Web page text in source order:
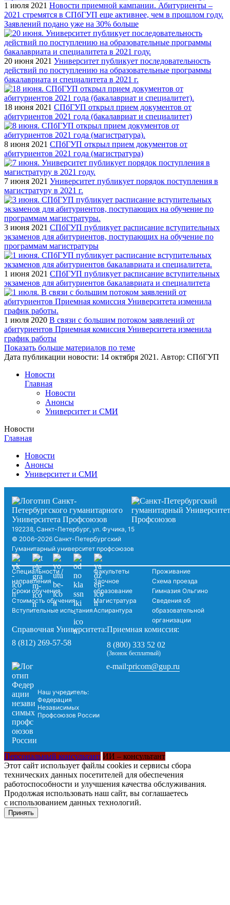
1 июля 2021 Новости приемной кампании. Абитуриенты –
2021 стремятся в СПбГУП еще активнее, чем в прошлом году.
Заявлений подано уже на 30% больше
20 июня 2021 Университет публикует последовательность
действий по поступлению на образовательные программы
бакалавриата и специалитета в 2021 г.
18 июня 2021 СПбГУП открыл прием документов от
абитуриентов 2021 года (бакалавриат и специалитет)
8 июня 2021 СПбГУП открыл прием документов от
абитуриентов 2021 года (магистратура)
7 июня 2021 Университет публикует порядок поступления в
магистратуру в 2021 г.
3 июня 2021 СПбГУП публикует расписание вступительных
экзаменов для абитуриентов, поступающих на обучение по
программам магистратуры
1 июня 2021 СПбГУП публикует расписание вступительных
экзаменов для абитуриентов бакалавриата и специалитета
1 июля 2020 В связи с большим потоком заявлений от
абитуриентов Приемная комиссия Университета изменила
график работы
Показать больше материалов по теме
Дата публикации новости: 14 октября 2021 . Автор: СПбГУП
Новости
Главная
Новости
Анонсы
Университет и СМИ
Новости
Главная
Новости
Анонсы
Университет и СМИ
192238, Санкт-Петербург, ул. Фучика, 15
© 2006–2026 Санкт-Петербургский
Гуманитарный университет профсоюзов
Специальности /
направления
Сроки обучения
Стоимость обучения
Вступительные испытания
Факультеты
Заочное
образование
Магистратура
Аспирантура
Проживание
Схема проезда
Гимназия Ольгино
Сведения об
образовательной
организации
Справочная Университета:
8 (812) 269-57-58
Приемная комиссия:
8 (800) 333 52 02
(Звонок бесплатный)
Наш учредитель:
Федерация
Независимых
Профсоюзов России
e-mail:pricom@gup.ru
Персональный консультант ИИ – консультант
Этот сайт использует файлы cookies и сервисы сбора
технических данных посетителей для обеспечения
работоспособности и улучшения качества обслуживания.
Продолжая использовать наш сайт, вы соглашаетесь
с использованием данных технологий.
Принять